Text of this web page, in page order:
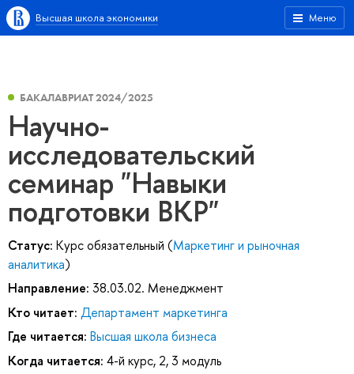
Меню
Высшая школа экономики
БАКАЛАВРИАТ 2024/2025
Научно-
исследовательский
семинар "Навыки
подготовки ВКР"
Статус: Курс обязательный (Маркетинг и рыночная
аналитика)
Направление: 38.03.02. Менеджмент
Кто читает: Департамент маркетинга
Где читается: Высшая школа бизнеса
Когда читается: 4-й курс, 2, 3 модуль